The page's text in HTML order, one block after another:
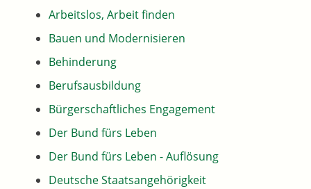
Arbeitslos, Arbeit finden
Bauen und Modernisieren
Behinderung
Berufsausbildung
Bürgerschaftliches Engagement
Der Bund fürs Leben
Der Bund fürs Leben - Auflösung
Deutsche Staatsangehörigkeit